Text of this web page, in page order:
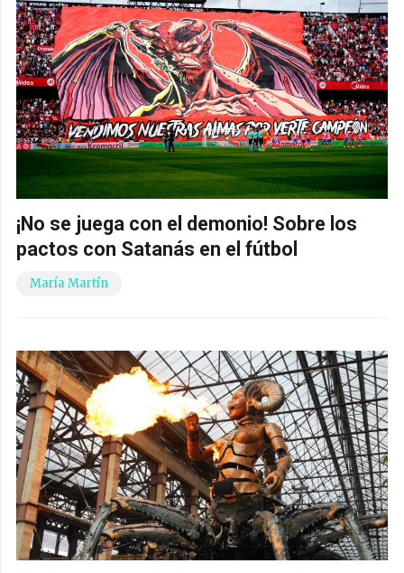
¡No se juega con el demonio! Sobre los
pactos con Satanás en el fútbol
María Martín